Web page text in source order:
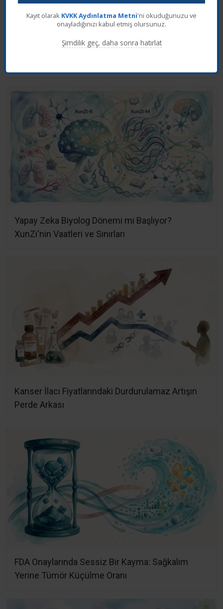
Yapay Zeka Biyolog Dönemi mi Başlıyor?
XunZi'nin Vaatleri ve Sınırları
Kanser İlacı Fiyatlarındaki Durdurulamaz Artışın
Perde Arkası
FDA Onaylarında Sessiz Bir Kayma: Sağkalım
Yerine Tümör Küçülme Oranı
Kayıt olarak KVKK Aydınlatma Metni'ni okuduğunuzu ve
onayladığınızı kabul etmiş olursunuz.
Şimdilik geç, daha sonra hatırlat